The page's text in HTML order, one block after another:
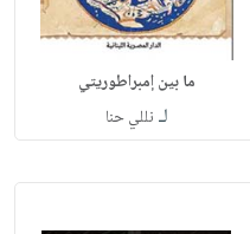
ما بين إمبراطوريتي
لـ نللي حنا